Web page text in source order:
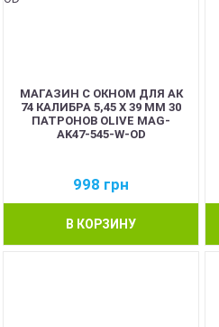
МАГАЗИН С ОКНОМ ДЛЯ АК
74 КАЛИБРА 5,45 Х 39 ММ 30
ПАТРОНОВ OLIVE MAG-
AK47-545-W-OD
998 грн
В КОРЗИНУ